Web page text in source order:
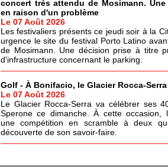
concert très attendu de Mosimann.
en raison d'un problème
Le 07 Août 2026
Les festivaliers présents ce jeudi soir à la
urgence le site du festival Porto Latino
de Mosimann. Une décision prise à titre
d'infrastructure concernant le parking.
Golf - À Bonifacio, le Glacier Rocca-
Le 07 Août 2026
Le Glacier Rocca-Serra va célébrer ses
Sperone ce dimanche. À cette occasion,
une compétition en scramble à deux
découverte de son savoir-faire.